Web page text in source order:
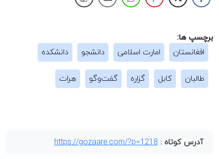
برچسپ ها:
افغانستان
امارت اسلامی دانشجو دانشکده
طالبان کابل گزاره گفت‌وگو هرات
آدرس کوتاه : https://gozaare.com/?p=1218